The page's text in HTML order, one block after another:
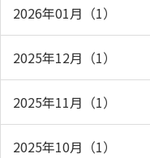
2026年01月（1）
2025年12月（1）
2025年11月（1）
2025年10月（1）